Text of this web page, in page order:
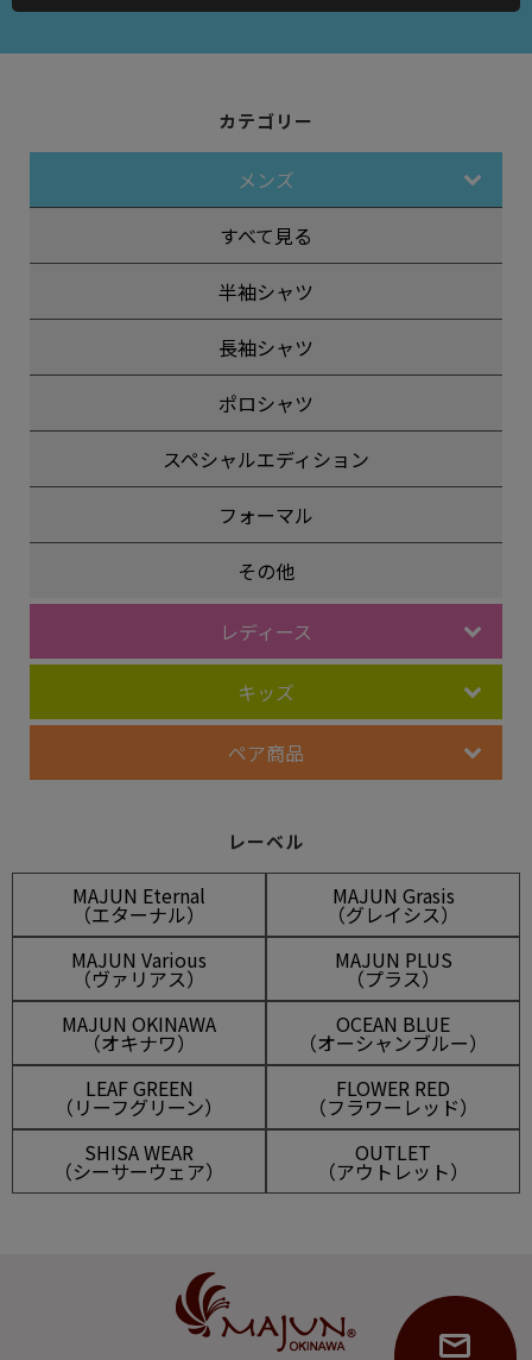
カテゴリー
メンズ
すべて見る
半袖シャツ
長袖シャツ
ポロシャツ
スペシャルエディション
フォーマル
その他
レディース
キッズ
ペア商品
レーベル
MAJUN Eternal
（エターナル）
MAJUN Grasis
（グレイシス）
MAJUN Various
（ヴァリアス）
MAJUN PLUS
（プラス）
MAJUN OKINAWA
（オキナワ）
OCEAN BLUE
（オーシャンブルー）
LEAF GREEN
（リーフグリーン）
FLOWER RED
（フラワーレッド）
SHISA WEAR
（シーサーウェア）
OUTLET
（アウトレット）